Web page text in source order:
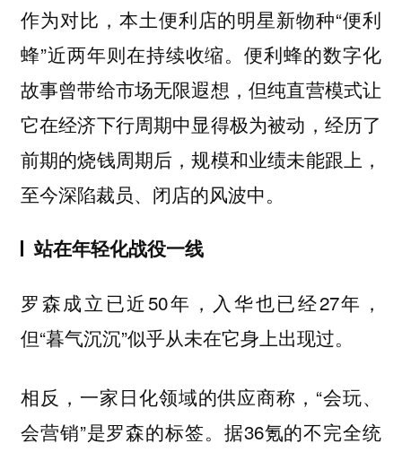
作为对比，本土便利店的明星新物种“便利
蜂”近两年则在持续收缩。便利蜂的数字化
故事曾带给市场无限遐想，但纯直营模式让
它在经济下行周期中显得极为被动，经历了
前期的烧钱周期后，规模和业绩未能跟上，
至今深陷裁员、闭店的风波中。
站在年轻化战役一线
罗森成立已近50年，入华也已经27年，
但“暮气沉沉”似乎从未在它身上出现过。
相反，一家日化领域的供应商称，“会玩、
会营销”是罗森的标签。据36氪的不完全统